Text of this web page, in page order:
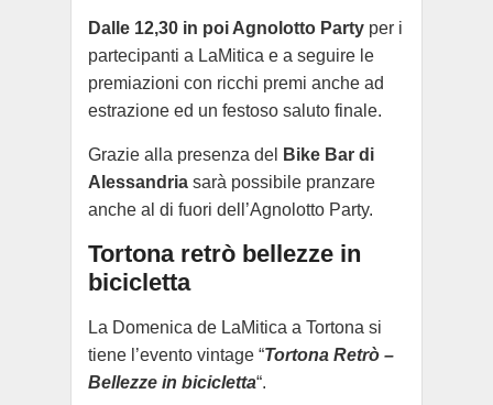
Dalle 12,30 in poi Agnolotto Party per i
partecipanti a LaMitica e a seguire le
premiazioni con ricchi premi anche ad
estrazione ed un festoso saluto finale.
Grazie alla presenza del
Bike Bar di
Alessandria sarà possibile pranzare
anche al di fuori dell’Agnolotto Party.
Tortona retrò bellezze in
bicicletta
La Domenica de LaMitica a Tortona si
tiene l’evento vintage “Tortona Retrò –
Bellezze in bicicletta“.